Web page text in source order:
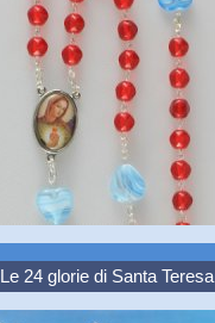
Le 24 glorie di Santa Teresa